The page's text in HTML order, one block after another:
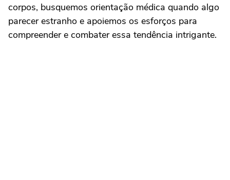
corpos, busquemos orientação médica quando algo
parecer estranho e apoiemos os esforços para
compreender e combater essa tendência intrigante.